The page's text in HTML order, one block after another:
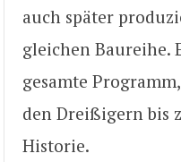
auch später
gleichen Baureihe.
gesamte
den Dreißigern bis
Historie.